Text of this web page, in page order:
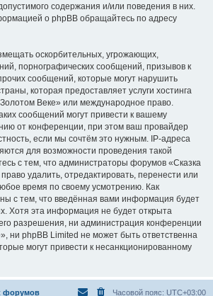
содержания и/или поведения в них.
о phpBB обращайтесь по адресу
оскорбительных, угрожающих,
порнографических сообщений, призывов к
сообщений, которые могут нарушить
которая предоставляет услуги хостинга
Веке» или международное право.
сообщений могут привести к вашему
от конференции, при этом ваш провайдер
если мы сочтём это нужным. IP-адреса
для возможности проведения такой
с тем, что администраторы форумов «Сказка
удалить, отредактировать, перенести или
время по своему усмотрению. Как
с тем, что введённая вами информация будет
Хотя эта информация не будет открыта
разрешения, ни администрация конференции
ни phpBB Limited не может быть ответственна
могут привести к несанкционированному
форумов Часовой пояс: UTC+03:00